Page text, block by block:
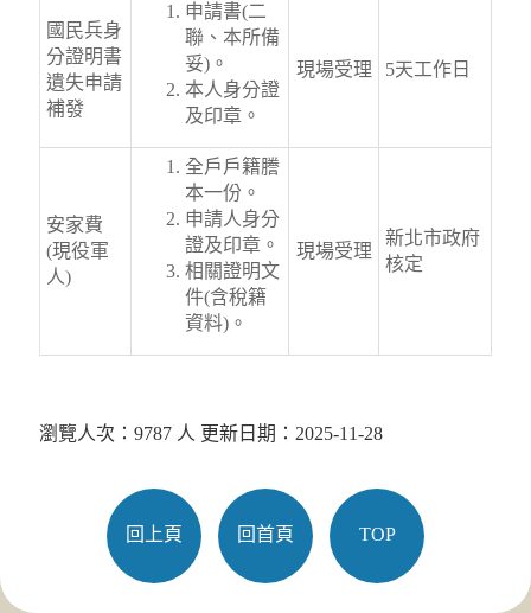
國民兵身
分證明書
遺失申請
補發
申請書(二
聯、本所備
妥)。
本人身分證
及印章。
現場受理 5天工作日
安家費
(現役軍
人)
全戶戶籍謄
本一份。
申請人身分
證及印章。
相關證明文
件(含稅籍
資料)。
現場受理
新北市政府
核定
瀏覽人次：9787 人 更新日期：2025-11-28
回上頁 回首頁 TOP